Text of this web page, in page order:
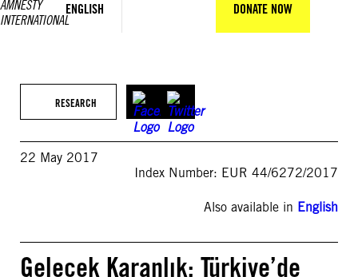
ENGLISH DONATE NOW
RESEARCH
22 May 2017
Index Number: EUR 44/6272/2017
Also available in English
Gelecek Karanlık: Türkiye’de